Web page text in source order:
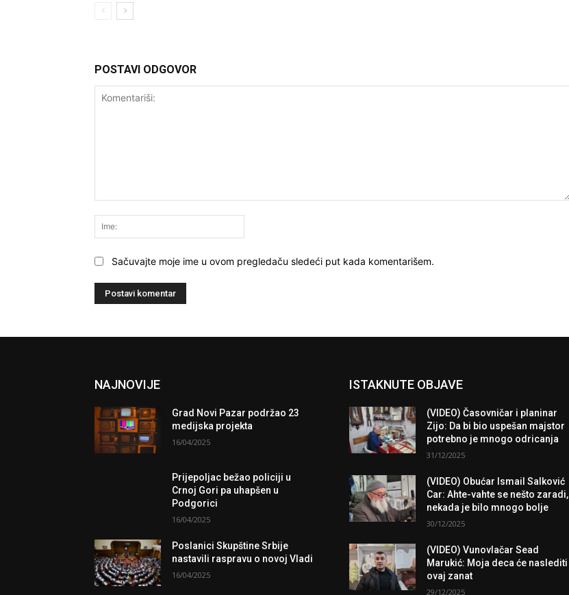
POSTAVI ODGOVOR
Sačuvajte moje ime u ovom pregledaču sledeći put kada komentarišem.
NAJNOVIJE
Grad Novi Pazar podržao 23
medijska projekta
16/04/2025
Prijepoljac bežao policiji u
Crnoj Gori pa uhapšen u
Podgorici
16/04/2025
Poslanici Skupštine Srbije
nastavili raspravu o novoj Vladi
16/04/2025
ISTAKNUTE OBJAVE
(VIDEO) Časovničar i planinar
Zijo: Da bi bio uspešan majstor
potrebno je mnogo odricanja
31/12/2025
(VIDEO) Obućar Ismail Salković
Car: Ahte-vahte se nešto zaradi,
nekada je bilo mnogo bolje
30/12/2025
(VIDEO) Vunovlačar Sead
Marukić: Moja deca će naslediti
ovaj zanat
29/12/2025